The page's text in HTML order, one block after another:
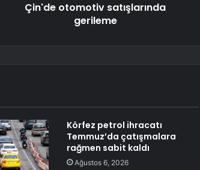
Çin'de otomotiv satışlarında
gerileme
Körfez petrol ihracatı
Temmuz’da çatışmalara
rağmen sabit kaldı
Ağustos 6, 2026